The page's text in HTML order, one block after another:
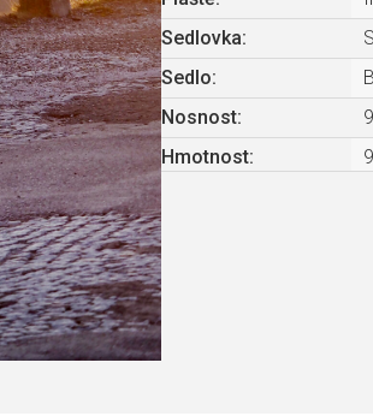
Sedlovka:
Sedlo:
Nosnost:
Hmotnost: